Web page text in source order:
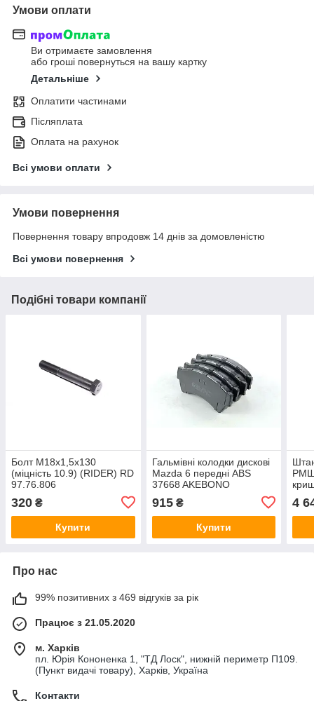
Умови оплати
Ви отримаєте замовлення
або гроші повернуться на вашу картку
Детальніше
Оплатити частинами
Післяплата
Оплата на рахунок
Всі умови оплати
Умови повернення
Повернення товару впродовж 14 днів за домовленістю
Всі умови повернення
Подібні товари компанії
Болт М18x1,5х130
(міцність 10.9) (RIDER) RD
97.76.806
320 ₴
Купити
Гальмівні колодки дискові
Mazda 6 передні ABS
37668 AKEBONO
915₴
Купити
РМШ
4
Про нас
99% позитивних з 469 відгуків за рік
Працює з 21.05.2020
м. Харків
пл. Юрія Кононенка 1, "ТД Лоск", нижній периметр П109.
(Пункт видачі товару), Харків, Україна
Контакти